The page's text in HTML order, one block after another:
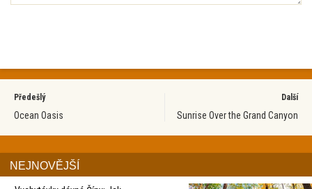
Předešlý
Ocean Oasis
Další
Sunrise Over the Grand Canyon
NEJNOVĚJŠÍ